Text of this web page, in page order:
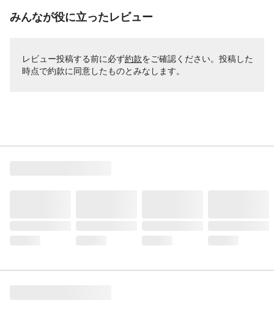
みんなが役に立ったレビュー
レビュー投稿する前に必ず約款をご確認ください。投稿した
時点で約款に同意したものとみなします。